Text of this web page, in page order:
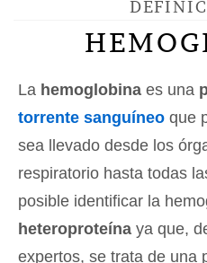
La hemoglobina es una
torrente sanguíneo que
sea llevado desde los
respiratorio hasta todas
posible identificar la
heteroproteína ya que,
expertos, se trata de una